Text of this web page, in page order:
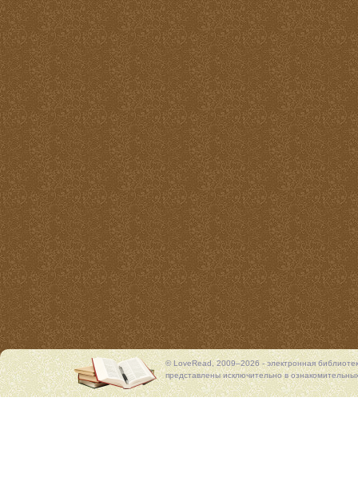
© LoveRead, 2009–2026 - электронная
представлены исключительно в